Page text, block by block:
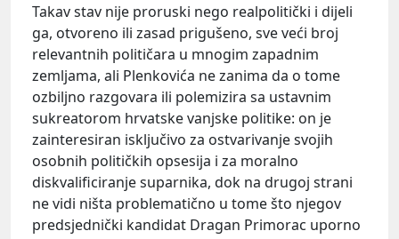
Takav stav nije proruski nego realpolitički i dijeli
ga, otvoreno ili zasad prigušeno, sve veći broj
relevantnih političara u mnogim zapadnim
zemljama, ali Plenkovića ne zanima da o tome
ozbiljno razgovara ili polemizira sa ustavnim
sukreatorom hrvatske vanjske politike: on je
zainteresiran isključivo za ostvarivanje svojih
osobnih političkih opsesija i za moralno
diskvalificiranje suparnika, dok na drugoj strani
ne vidi ništa problematično u tome što njegov
predsjednički kandidat Dragan Primorac uporno